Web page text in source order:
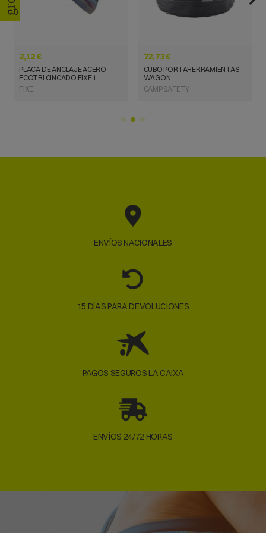
2,12 €
PLACA DE ANCLAJE ACERO
ECOTRI CINCADO FIXE 1.
FIXE
72,73 €
CUBO PORTAHERRAMIENTAS
WAGON
CAMP SAFETY
ENVÍOS NACIONALES
15 DÍAS PARA DEVOLUCIONES
PAGOS SEGUROS LA CAIXA
ENVÍOS 24/72 HORAS